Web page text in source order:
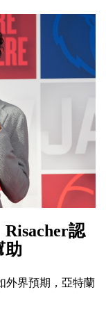
認
助
外界預期，亞特蘭